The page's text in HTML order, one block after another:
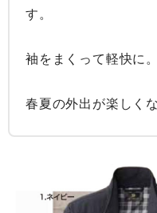
す。
袖をまくって軽快に。
春夏の外出が楽しく